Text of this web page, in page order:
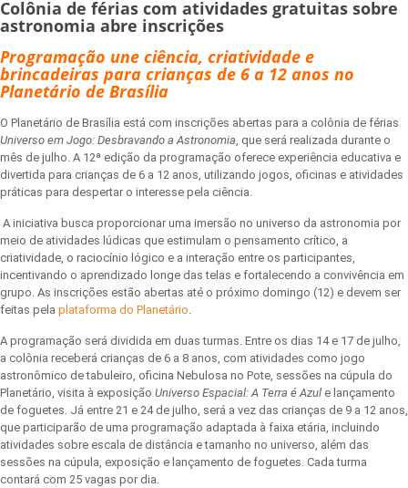
Colônia de férias com atividades gratuitas sobre
astronomia abre inscrições
Programação une ciência, criatividade e
brincadeiras para crianças de 6 a 12 anos no
Planetário de Brasília
O Planetário de Brasília está com inscrições abertas para a colônia de férias
Universo em Jogo: Desbravando a Astronomia, que será realizada durante o
mês de julho. A 12ª edição da programação oferece experiência educativa e
divertida para crianças de 6 a 12 anos, utilizando jogos, oficinas e atividades
práticas para despertar o interesse pela ciência.
A iniciativa busca proporcionar uma imersão no universo da astronomia por
meio de atividades lúdicas que estimulam o pensamento crítico, a
criatividade, o raciocínio lógico e a interação entre os participantes,
incentivando o aprendizado longe das telas e fortalecendo a convivência em
grupo. As inscrições estão abertas até o próximo domingo (12) e devem ser
feitas pela plataforma do Planetário.
A programação será dividida em duas turmas. Entre os dias 14 e 17 de julho,
a colônia receberá crianças de 6 a 8 anos, com atividades como jogo
astronômico de tabuleiro, oficina Nebulosa no Pote, sessões na cúpula do
Planetário, visita à exposição Universo Espacial: A Terra é Azul e lançamento
de foguetes. Já entre 21 e 24 de julho, será a vez das crianças de 9 a 12 anos,
que participarão de uma programação adaptada à faixa etária, incluindo
atividades sobre escala de distância e tamanho no universo, além das
sessões na cúpula, exposição e lançamento de foguetes. Cada turma
contará com 25 vagas por dia.